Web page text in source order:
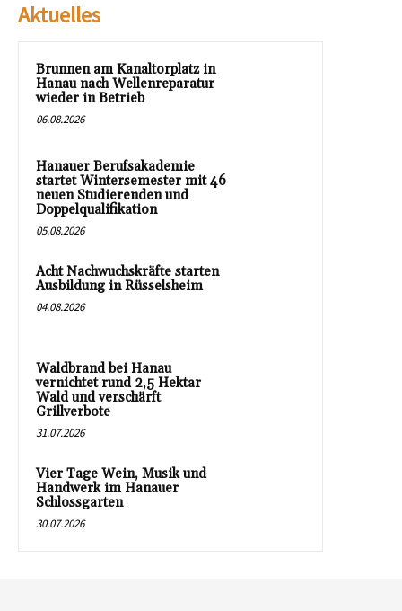
Aktuelles
Brunnen am Kanaltorplatz in
Hanau nach Wellenreparatur
wieder in Betrieb
06.08.2026
Hanauer Berufsakademie
startet Wintersemester mit 46
neuen Studierenden und
Doppelqualifikation
05.08.2026
Acht Nachwuchskräfte starten
Ausbildung in Rüsselsheim
04.08.2026
Waldbrand bei Hanau
vernichtet rund 2,5 Hektar
Wald und verschärft
Grillverbote
31.07.2026
Vier Tage Wein, Musik und
Handwerk im Hanauer
Schlossgarten
30.07.2026